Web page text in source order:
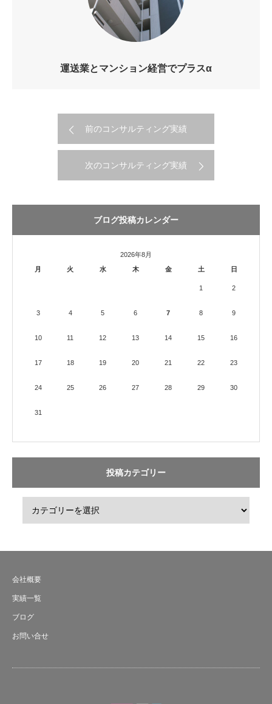
運送業とマンション経営でプラスα
前のコンサルティング実績
次のコンサルティング実績
ブログ投稿カレンダー
2026年8月
月
火 水 木 金 土 日
1 2
3 4 5 6 7 8 9
10 11 12 13 14 15 16
17 18 19 20 21 22 23
24 25 26 27 28 29 30
31
投稿カテゴリー
会社概要
実績一覧
ブログ
お問い合せ